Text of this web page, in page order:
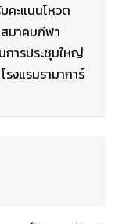
คะแนนโหวต
มาคมกีฬา
การประชุมใหญ่
งแรมรามาการ์